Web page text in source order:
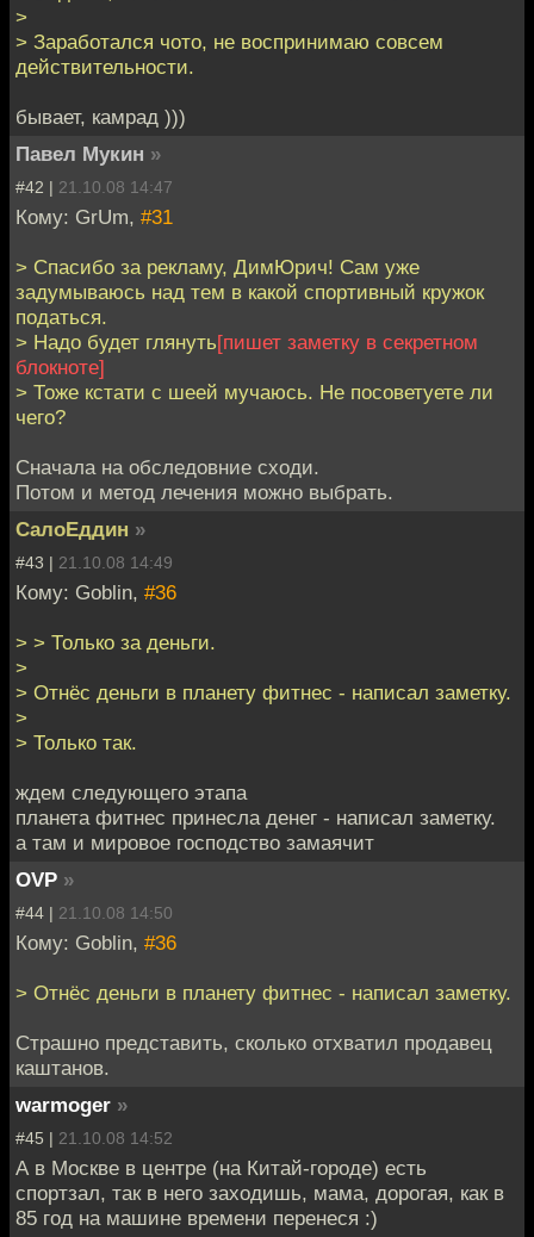
>
> Заработался чото, не воспринимаю совсем
действительности.
бывает, камрад )))
Павел Мукин »
#42 | 21.10.08 14:47
Кому: GrUm, #31
> Спасибо за рекламу, ДимЮрич! Сам уже
задумываюсь над тем в какой спортивный кружок
податься.
> Надо будет глянуть[пишет заметку в секретном
блокноте]
> Тоже кстати с шеей мучаюсь. Не посоветуете ли
чего?
Сначала на обследовние сходи.
Потом и метод лечения можно выбрать.
СалоЕддин »
#43 | 21.10.08 14:49
Кому: Goblin, #36
> > Только за деньги.
>
> Отнёс деньги в планету фитнес - написал заметку.
>
> Только так.
ждем следующего этапа
планета фитнес принесла денег - написал заметку.
а там и мировое господство замаячит
OVP »
#44 | 21.10.08 14:50
Кому: Goblin, #36
> Отнёс деньги в планету фитнес - написал заметку.
Страшно представить, сколько отхватил продавец
каштанов.
warmoger »
#45 | 21.10.08 14:52
А в Москве в центре (на Китай-городе) есть
спортзал, так в него заходишь, мама, дорогая, как в
85 год на машине времени перенеся :)